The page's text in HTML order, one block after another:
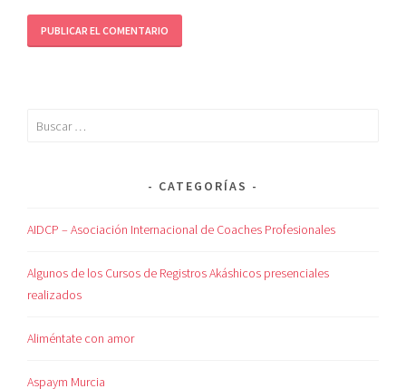
CATEGORÍAS
AIDCP – Asociación Internacional de Coaches Profesionales
Algunos de los Cursos de Registros Akáshicos presenciales
realizados
Aliméntate con amor
Aspaym Murcia